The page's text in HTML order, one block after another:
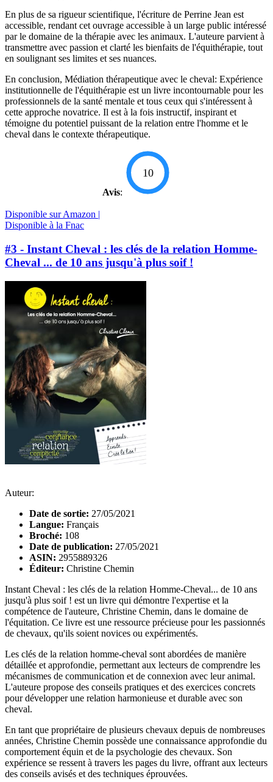
En plus de sa rigueur scientifique, l'écriture de Perrine Jean est
accessible, rendant cet ouvrage accessible à un large public intéressé
par le domaine de la thérapie avec les animaux. L'auteure parvient à
transmettre avec passion et clarté les bienfaits de l'équithérapie, tout
en soulignant ses limites et ses nuances.
En conclusion, Médiation thérapeutique avec le cheval: Expérience
institutionnelle de l'équithérapie est un livre incontournable pour les
professionnels de la santé mentale et tous ceux qui s'intéressent à
cette approche novatrice. Il est à la fois instructif, inspirant et
témoigne du potentiel puissant de la relation entre l'homme et le
cheval dans le contexte thérapeutique.
Avis:
10
Disponible sur Amazon |
Disponible à la Fnac
#3 - Instant Cheval : les clés de la relation Homme-
Cheval ... de 10 ans jusqu'à plus soif !
Auteur:
Date de sortie: 27/05/2021
Langue: Français
Broché: 108
Date de publication: 27/05/2021
ASIN: 2955889326
Éditeur: Christine Chemin
Instant Cheval : les clés de la relation Homme-Cheval... de 10 ans
jusqu'à plus soif ! est un livre qui démontre l'expertise et la
compétence de l'auteure, Christine Chemin, dans le domaine de
l'équitation. Ce livre est une ressource précieuse pour les passionnés
de chevaux, qu'ils soient novices ou expérimentés.
Les clés de la relation homme-cheval sont abordées de manière
détaillée et approfondie, permettant aux lecteurs de comprendre les
mécanismes de communication et de connexion avec leur animal.
L'auteure propose des conseils pratiques et des exercices concrets
pour développer une relation harmonieuse et durable avec son
cheval.
En tant que propriétaire de plusieurs chevaux depuis de nombreuses
années, Christine Chemin possède une connaissance approfondie du
comportement équin et de la psychologie des chevaux. Son
expérience se ressent à travers les pages du livre, offrant aux lecteurs
des conseils avisés et des techniques éprouvées.